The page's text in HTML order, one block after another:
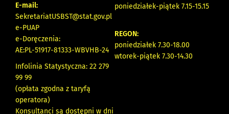
E-mail:
SekretariatUSBST@stat.gov.pl
e-PUAP
e-Doręczenia:
AE:PL-51917-81333-WBVHB-24
Infolinia Statystyczna: 22 279
99 99
(opłata zgodna z taryfą
operatora)
Konsultanci są dostępni w dni
poniedziałek-piątek 7.15-15.15
REGON:
poniedziałek 7.30-18.00
wtorek-piątek 7.30-14.30